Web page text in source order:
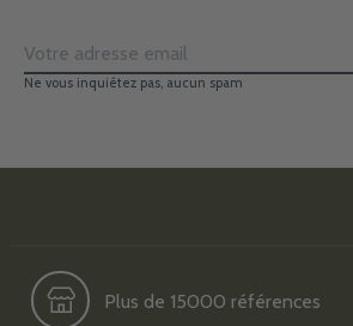
Ne vous inquiétez pas, aucun spam
Plus de 15000 références